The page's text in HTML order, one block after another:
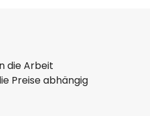
die Arbeit
Preise abhängig